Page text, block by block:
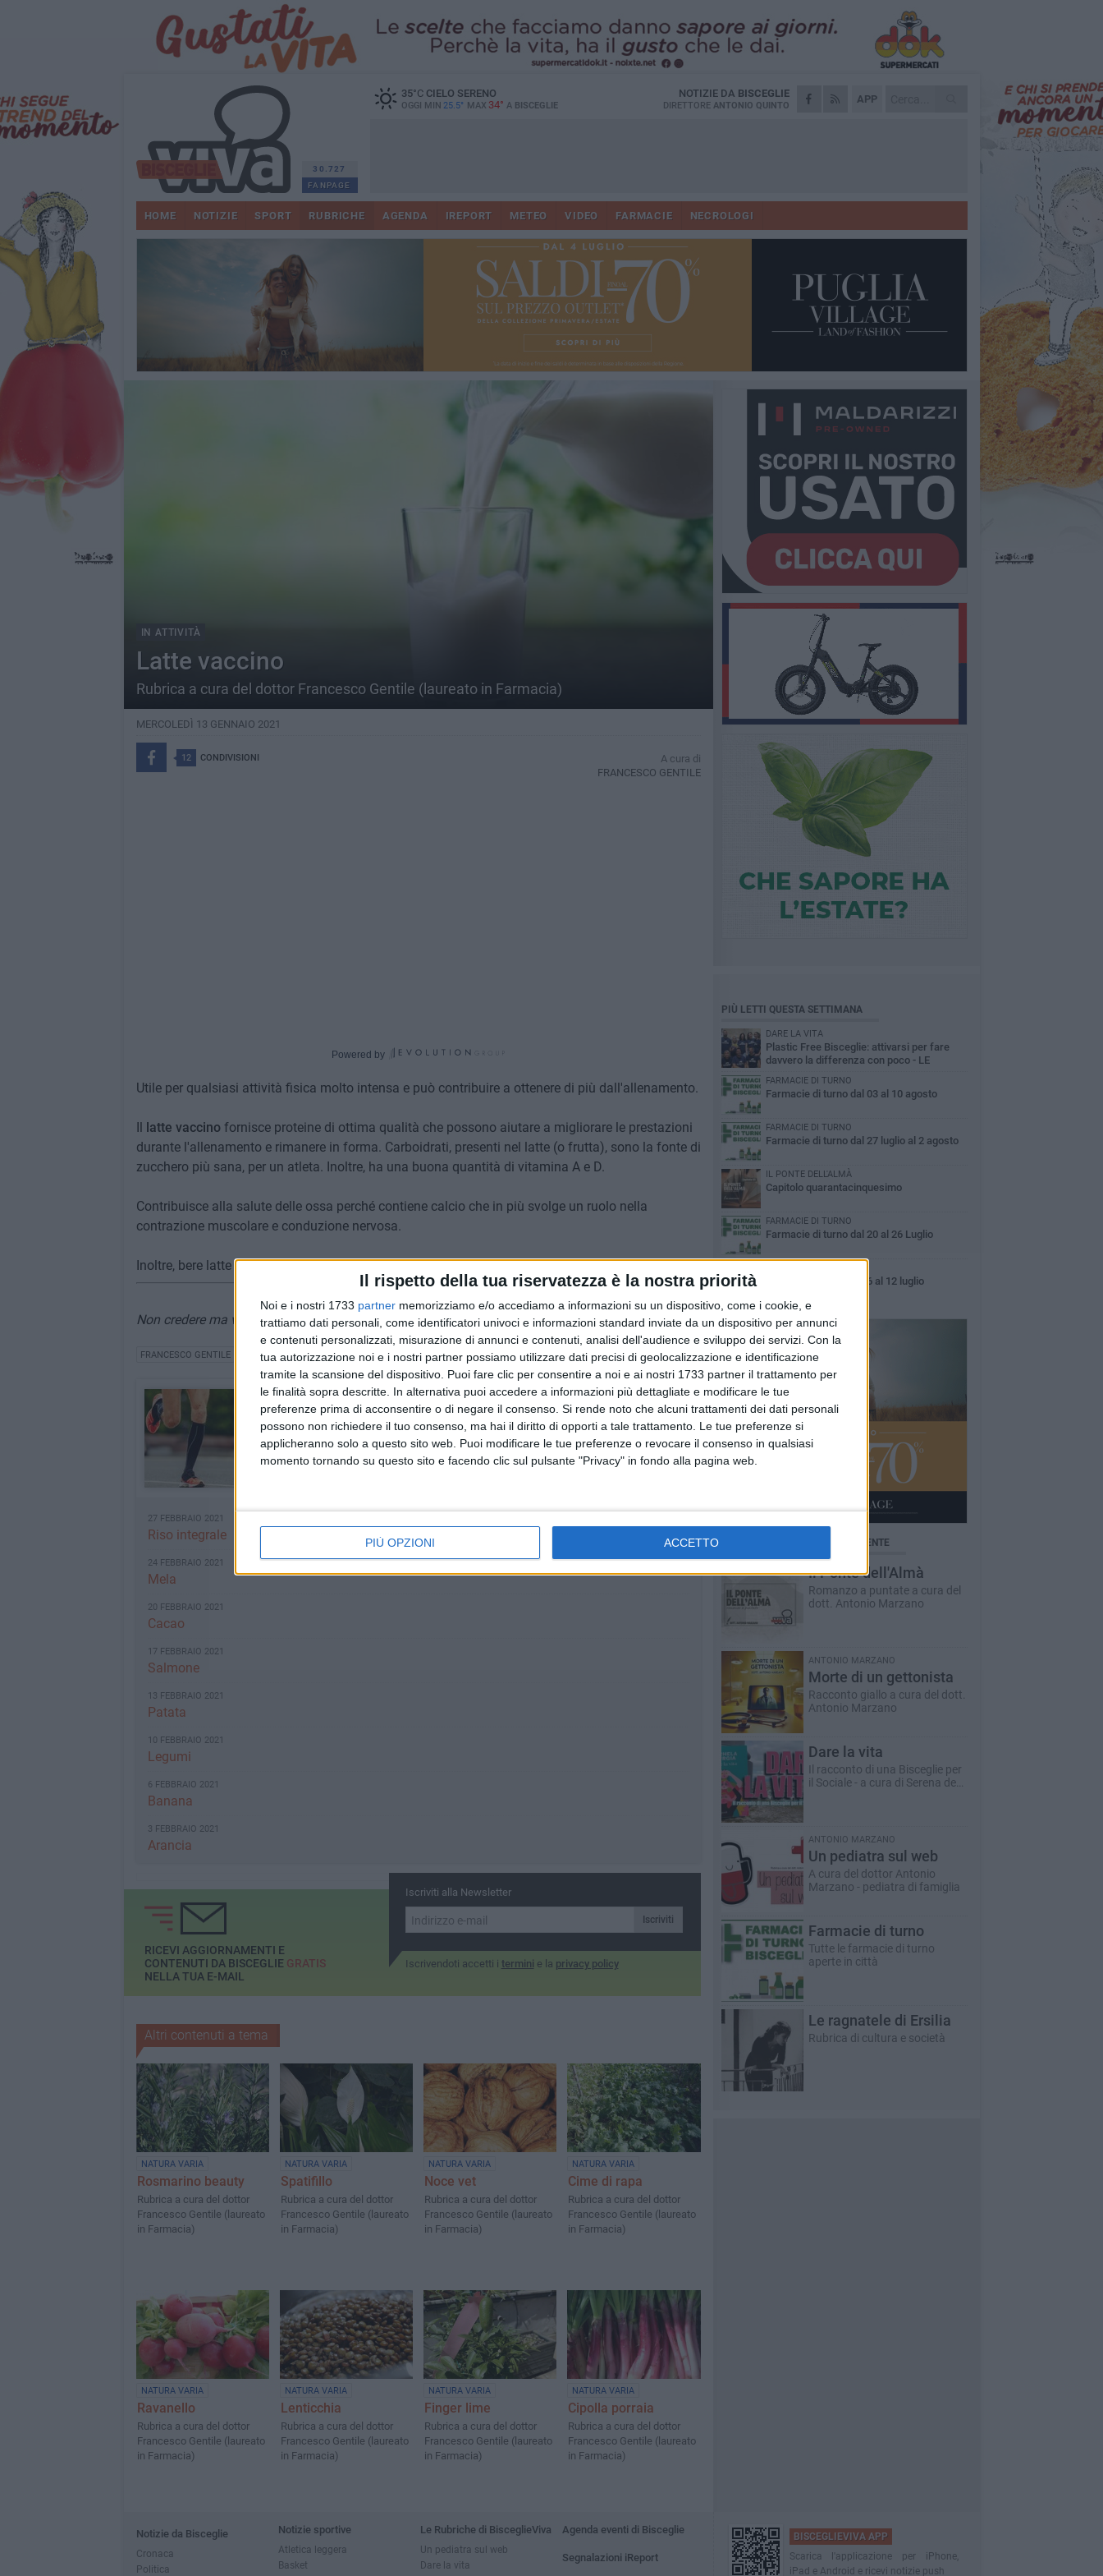
Il rispetto della tua riservatezza è la nostra priorità
Noi e i nostri 1733 partner memorizziamo e/o accediamo a informazioni su un dispositivo, come i cookie, e
trattiamo dati personali, come identificatori univoci e informazioni standard inviate da un dispositivo per annunci
e contenuti personalizzati, misurazione di annunci e contenuti, analisi dell'audience e sviluppo dei servizi. Con la
tua autorizzazione noi e i nostri partner possiamo utilizzare dati precisi di geolocalizzazione e identificazione
tramite la scansione del dispositivo. Puoi fare clic per consentire a noi e ai nostri 1733 partner il trattamento per
le finalità sopra descritte. In alternativa puoi accedere a informazioni più dettagliate e modificare le tue
preferenze prima di acconsentire o di negare il consenso. Si rende noto che alcuni trattamenti dei dati personali
possono non richiedere il tuo consenso, ma hai il diritto di opporti a tale trattamento. Le tue preferenze si
applicheranno solo a questo sito web. Puoi modificare le tue preferenze o revocare il consenso in qualsiasi
momento tornando su questo sito e facendo clic sul pulsante "Privacy" in fondo alla pagina web.
PIÙ OPZIONI ACCETTO
30.727
FANPAGE
35°CCIELO SERENO
OGGI MIN 25.5° MAX 34° A BISCEGLIE
APP
NOTIZIE DA BISCEGLIE
DIRETTORE ANTONIO QUINTO
HOME NOTIZIE SPORT RUBRICHE AGENDA IREPORT METEO VIDEO FARMACIE NECROLOGI
IN ATTIVITÀ
Latte vaccino
Rubrica a cura del dottor Francesco Gentile (laureato in Farmacia)
MERCOLEDÌ 13 GENNAIO 2021
12 CONDIVISIONI
A cura di
FRANCESCO GENTILE
Powered by
Utile per qualsiasi attività fisica molto intensa e può contribuire a ottenere di più dall'allenamento.
Il latte vaccino fornisce proteine di ottima qualità che possono aiutare a migliorare le prestazioni
durante l'allenamento e rimanere in forma. Carboidrati, presenti nel latte (o frutta), sono la fonte di
zucchero più sana, per un atleta. Inoltre, ha una buona quantità di vitamina A e D.
Contribuisce alla salute delle ossa perché contiene calcio che in più svolge un ruolo nella
contrazione muscolare e conduzione nervosa.
Inoltre, bere latte ha potenziali effetti anti-infiammatori ed anti-ossidativi, utili per l'allenamento.
Non credere ma verificare; chiedere sempre al medico
FRANCESCO GENTILE IN ATTIVITÀ
In attività
Rubrica a cura del dottor Francesco Gentile (laureato in Farmacia)
INDICE RUBRICA
27 FEBBRAIO 2021
Riso integrale
24 FEBBRAIO 2021
Mela
20 FEBBRAIO 2021
Cacao
17 FEBBRAIO 2021
Salmone
13 FEBBRAIO 2021
Patata
10 FEBBRAIO 2021
Legumi
6 FEBBRAIO 2021
Banana
3 FEBBRAIO 2021
Arancia
Iscriviti alla Newsletter
Iscriviti
Iscrivendoti accetti i termini e la privacy policy
RICEVI AGGIORNAMENTI E
CONTENUTI DA BISCEGLIE GRATIS
NELLA TUA E-MAIL
Altri contenuti a tema
NATURA VARIA
Rosmarino beauty
Rubrica a cura del dottor
Francesco Gentile (laureato
in Farmacia)
NATURA VARIA
Spatifillo
Rubrica a cura del dottor
Francesco Gentile (laureato
in Farmacia)
NATURA VARIA
Noce vet
Rubrica a cura del dottor
Francesco Gentile (laureato
in Farmacia)
NATURA VARIA
Cime di rapa
Rubrica a cura del dottor
Francesco Gentile (laureato
in Farmacia)
NATURA VARIA
Ravanello
Rubrica a cura del dottor
Francesco Gentile (laureato
in Farmacia)
NATURA VARIA
Lenticchia
Rubrica a cura del dottor
Francesco Gentile (laureato
in Farmacia)
NATURA VARIA
Finger lime
Rubrica a cura del dottor
Francesco Gentile (laureato
in Farmacia)
NATURA VARIA
Cipolla porraia
Rubrica a cura del dottor
Francesco Gentile (laureato
in Farmacia)
PIÙ LETTI QUESTA SETTIMANA
DARE LA VITA
Plastic Free Bisceglie: attivarsi per fare
davvero la differenza con poco - LE
FARMACIE DI TURNO
Farmacie di turno dal 03 al 10 agosto
FARMACIE DI TURNO
Farmacie di turno dal 27 luglio al 2 agosto
IL PONTE DELL'ALMÀ
Capitolo quarantacinquesimo
FARMACIE DI TURNO
Farmacie di turno dal 20 al 26 Luglio
Farmacie di turno dal 6 al 12 luglio
RUBRICHE AGGIORNATE DI RECENTE
Il Ponte dell'Almà
Romanzo a puntate a cura del
dott. Antonio Marzano
ANTONIO MARZANO
Morte di un gettonista
Racconto giallo a cura del dott.
Antonio Marzano
Dare la vita
Il racconto di una Bisceglie per
il Sociale - a cura di Serena de
ANTONIO MARZANO
Un pediatra sul web
A cura del dottor Antonio
Marzano - pediatra di famiglia
Farmacie di turno
Tutte le farmacie di turno
aperte in città
Le ragnatele di Ersilia
Rubrica di cultura e società
Notizie da Bisceglie
Cronaca
Politica
Notizie sportive
Atletica leggera
Basket
Le Rubriche di BisceglieViva
Un pediatra sul web
Dare la vita
Agenda eventi di Bisceglie
Segnalazioni iReport
BISCEGLIEVIVA APP
Scarica l'applicazione per iPhone,
iPad e Android e ricevi notizie push